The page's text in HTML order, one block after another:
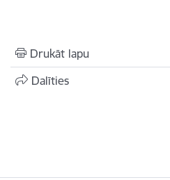
Drukāt lapu
Dalīties